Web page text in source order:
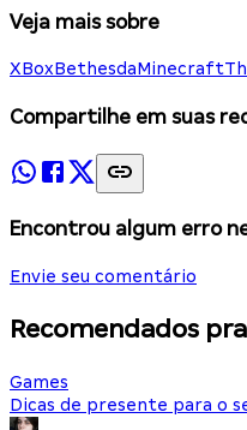
Veja mais sobre
XBoxBethesdaMinecraft
Compartilhe em suas
Encontrou algum erro
Envie seu comentário
Recomendados
Games
Dicas de presente para o